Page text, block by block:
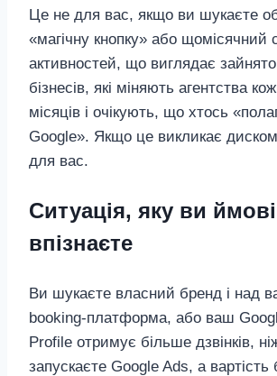
Це не для вас, якщо ви шукаєте
«магічну кнопку» або щомісячний
активностей, що виглядає
бізнесів, які міняють агентства
місяців і очікують, що хтось
Google». Якщо це викликає
для вас.
Ситуація, яку ви
впізнаєте
Ви шукаєте власний бренд і над
booking‑платформа, або ваш
Profile отримує більше дзвінків,
запускаєте Google Ads, а